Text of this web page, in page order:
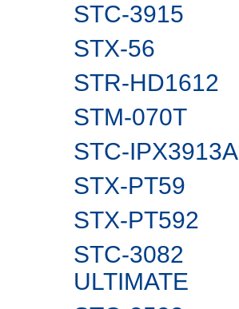
STC-3915
STX-56
STR-HD1612
STM-070T
STC-IPX3913A
STX-PT59
STX-PT592
STC-3082
ULTIMATE